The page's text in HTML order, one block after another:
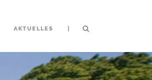
AKTUELLES |